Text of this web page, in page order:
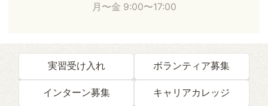
月〜金 9:00〜17:00
実習受け入れ ボランティア募集
インターン募集 キャリアカレッジ